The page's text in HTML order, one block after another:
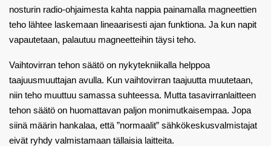
nosturin radio-ohjaimesta kahta nappia painamalla magneettien
teho lähtee laskemaan lineaarisesti ajan funktiona. Ja kun napit
vapautetaan, palautuu magneetteihin täysi teho.
Vaihtovirran tehon säätö on nykytekniikalla helppoa
taajuusmuuttajan avulla. Kun vaihtovirran taajuutta muutetaan,
niin teho muuttuu samassa suhteessa. Mutta tasavirranlaitteen
tehon säätö on huomattavan paljon monimutkaisempaa. Jopa
siinä määrin hankalaa, että ”normaalit” sähkökeskusvalmistajat
eivät ryhdy valmistamaan tällaisia laitteita.